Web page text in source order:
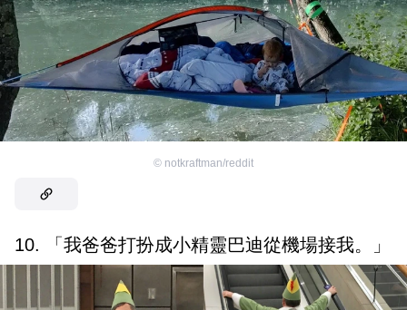
© notkraftman/reddit
10. 「我爸爸打扮成小精靈巴迪從機場接我。」